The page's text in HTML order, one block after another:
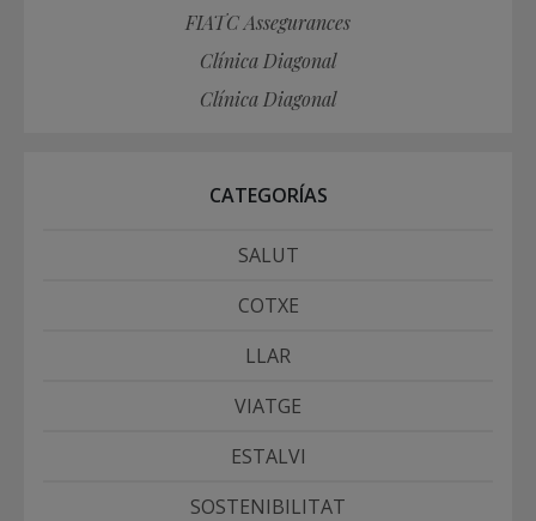
FIATC Assegurances
Clínica Diagonal
Clínica Diagonal
CATEGORÍAS
SALUT
COTXE
LLAR
VIATGE
ESTALVI
SOSTENIBILITAT